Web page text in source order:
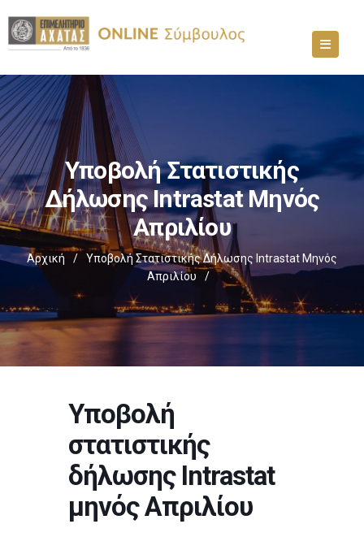
Υποβολή Στατιστικής
Δήλωσης Intrastat Μηνός
Απριλίου
Αρχική /
Υποβολή Στατιστικής Δήλωσης Intrastat Μηνός
Απριλίου
/
Υποβολή
στατιστικής
δήλωσης Intrastat
μηνός Απριλίου